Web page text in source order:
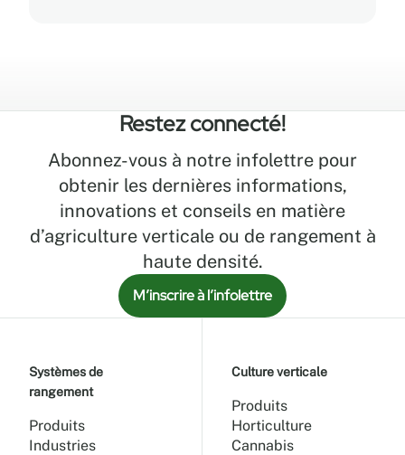
Restez connecté!
Abonnez-vous à notre infolettre pour
obtenir les dernières informations,
innovations et conseils en matière
d’agriculture verticale ou de rangement à
haute densité.
M’inscrire à l’infolettre
Systèmes de
rangement
Produits
Industries
Culture verticale
Produits
Horticulture
Cannabis